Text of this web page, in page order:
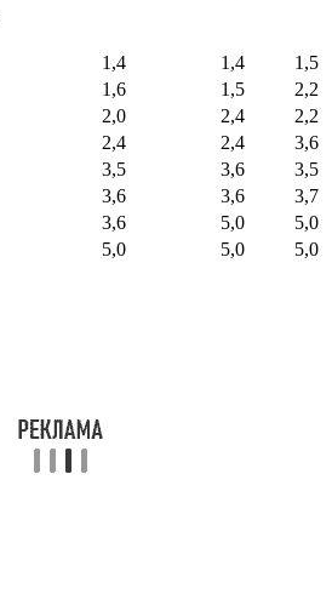
1,4 1,4
1,5
1,6 1,5
2,2
2,0 2,4
2,2
2,4 2,4
3,6
3,5 3,6
3,5
3,6 3,6
3,7
3,6 5,0
5,0
5,0 5,0 5,0